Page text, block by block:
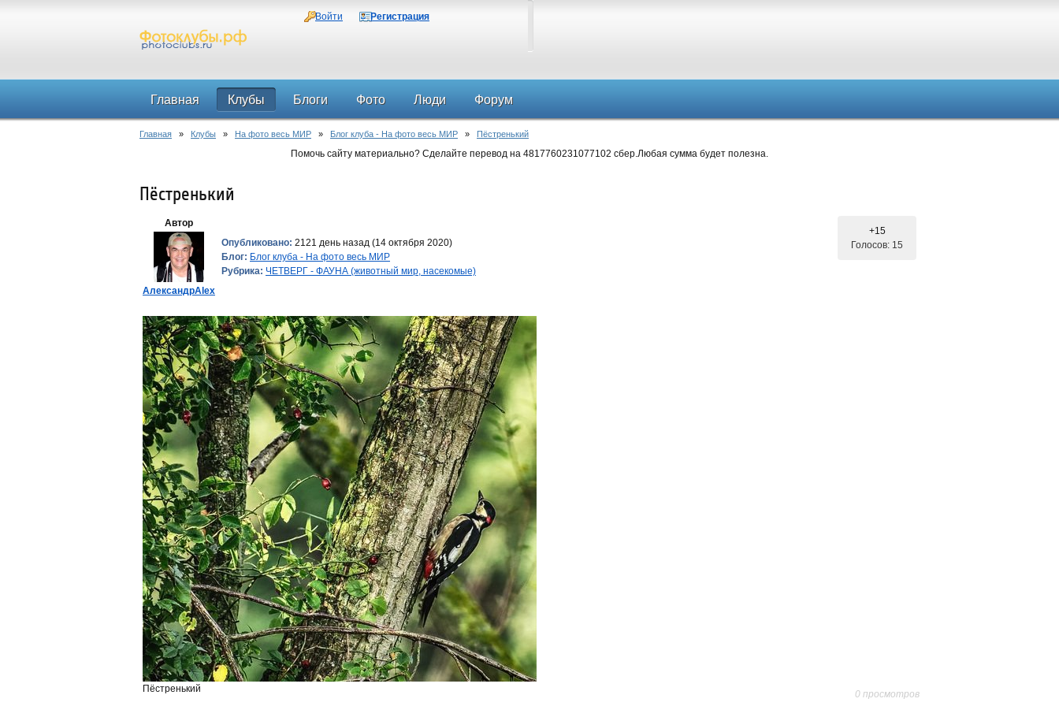
Войти Регистрация
Главная Клубы Блоги Фото Люди Форум
Главная » Клубы » На фото весь МИР » Блог клуба - На фото весь МИР » Пёстренький
Помочь сайту материально? Сделайте перевод на 4817760231077102 сбер.Любая сумма будет полезна.
Пёстренький
Автор
АлександрAlex
Опубликовано: 2121 день назад (14 октября 2020)
Блог: Блог клуба - На фото весь МИР
Рубрика: ЧЕТВЕРГ - ФАУНА (животный мир, насекомые)
+15
Голосов: 15
Пёстренький 0 просмотров